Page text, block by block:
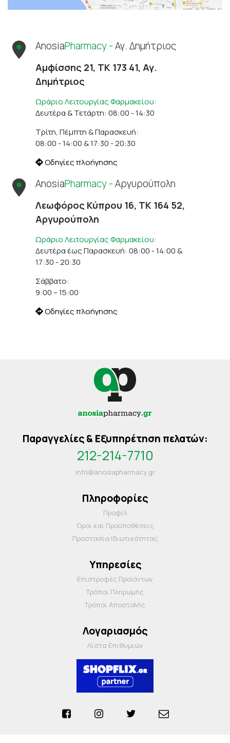
AnosiaPharmacy -Αγ. Δημήτριος
Αμφίσσης 21, ΤΚ 173 41, Αγ.
Δημήτριος
Ωράριο Λειτουργίας Φαρμακείου:
Δευτέρα & Τετάρτη: 08:00 - 14:30
Τρίτη, Πέμπτη & Παρασκευή:
08:00 - 14:00 & 17:30 - 20:30
Οδηγίες πλοήγησης
AnosiaPharmacy -Αργυρούπολη
Λεωφόρος Κύπρου 16, ΤΚ 164 52,
Αργυρούπολη
Ωράριο Λειτουργίας Φαρμακείου:
Δευτέρα έως Παρασκευή: 08:00 - 14:00 &
17:30 - 20:30
Σάββατο:
9:00 – 15:00
Οδηγίες πλοήγησης
Παραγγελίες & Εξυπηρέτηση πελατών:
212-214-7710
info@anosiapharmacy.gr
Πληροφορίες
Προφίλ
Όροι και Προΰποθέσεις
Προστασία Ιδιωτικότητας
Υπηρεσίες
Επιστροφές Προϊόντων
Τρόποι Πληρωμής
Τρόποι Αποστολής
Λογαριασμός
Λίστα Επιθυμιών